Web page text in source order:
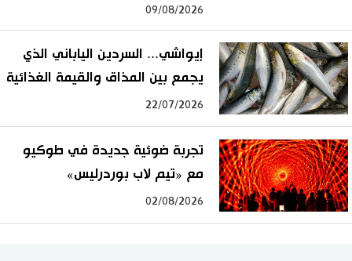
09/08/2026
إيواشي... السردين الياباني الذي
يجمع بين المذاق والقيمة الغذائية
22/07/2026
تجربة ضوئية جديدة في طوكيو
مع «تيم لاب بوردرليس»
02/08/2026